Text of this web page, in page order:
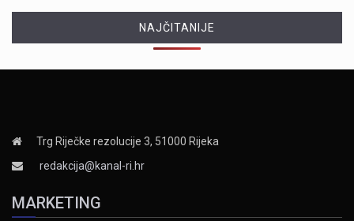
NAJČITANIJE
Trg Riječke rezolucije 3, 51000 Rijeka
redakcija@kanal-ri.hr
MARKETING